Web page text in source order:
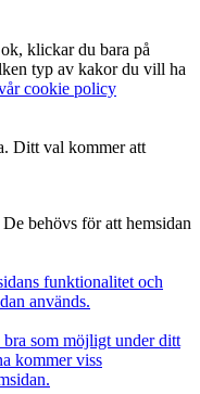
klickar du bara på
typ av kakor du vill ha
cookie policy
Ditt val kommer att
behövs för att hemsidan
funktionalitet och
används.
bra som möjligt under ditt
kommer viss